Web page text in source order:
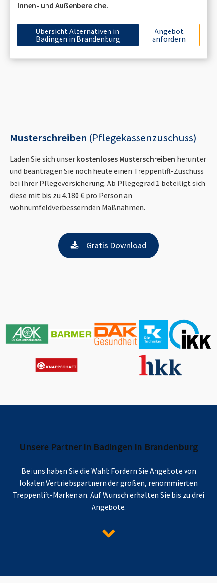
Innen- und Außenbereiche.
Übersicht Alternativen in
Badingen in Brandenburg
Angebot
anfordern
Musterschreiben (Pflegekassenzuschuss)
Laden Sie sich unser kostenloses Musterschreiben herunter
und beantragen Sie noch heute einen Treppenlift-Zuschuss
bei Ihrer Pflegeversicherung. Ab Pflegegrad 1 beteiligt sich
diese mit bis zu 4.180 € pro Person an
wohnumfeldverbessernden Maßnahmen.
Gratis Download
Unsere Partner in Badingen in Brandenburg
Bei uns haben Sie die Wahl: Fordern Sie Angebote von
lokalen Vertriebspartnern der großen, renommierten
Treppenlift-Marken an. Auf Wunsch erhalten Sie bis zu drei
Angebote.